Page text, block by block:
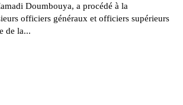
Doumbouya, a procédé à la
officiers généraux et officiers supérieurs
de la...